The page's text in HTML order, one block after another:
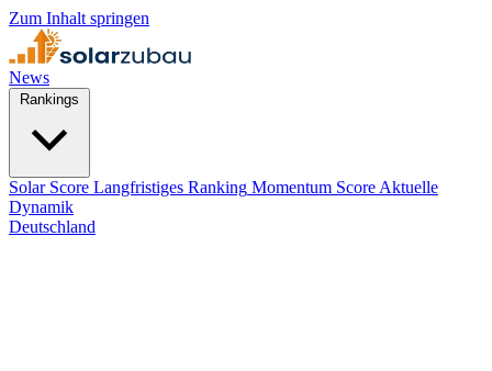
Zum Inhalt springen
News
Solar Score Langfristiges Ranking Momentum Score Aktuelle
Dynamik
Deutschland